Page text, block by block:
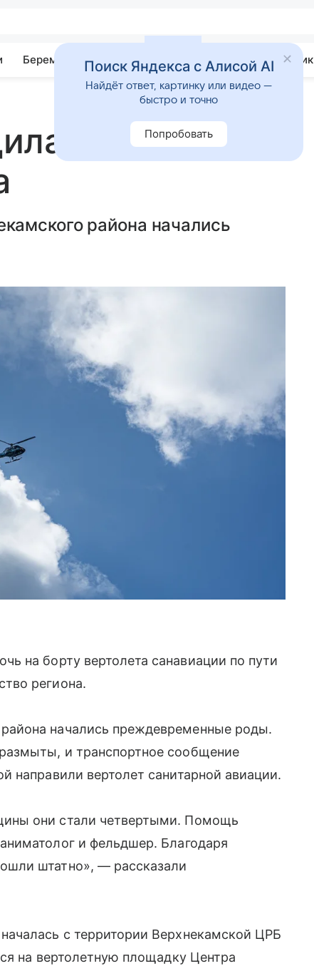
Беременность Развитие Почемучка Учебник
ребенка на
района начались
на борту вертолета санавиации по пути
региона.
начались преждевременные роды.
и транспортное сообщение
направили вертолет санитарной авиации.
они стали четвертыми. Помощь
и фельдшер. Благодаря
штатно», — рассказали
с территории Верхнекамской ЦРБ
на вертолетную площадку Центра
Поиск Яндекса с Алисой AI
Найдёт ответ, картинку или видео —
быстро и точно
Попробовать